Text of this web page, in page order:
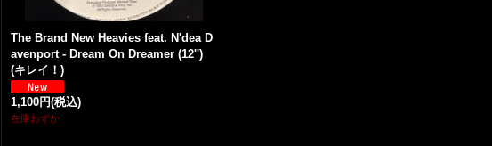
The Brand New Heavies feat. N'dea D
avenport - Dream On Dreamer (12'')
(キレイ！)
1,100円(税込)
在庫わずか